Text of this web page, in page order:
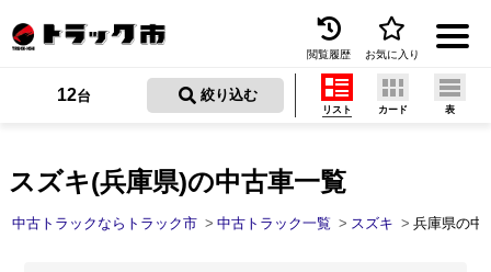
トラック買取
トラック市とは
閲覧履歴 お気に入り
スズキ(兵庫県)の中古車一覧
12台 絞り込む
リスト カード 表
中古トラックならトラック市 中古トラック一覧 スズキ 兵庫県の中